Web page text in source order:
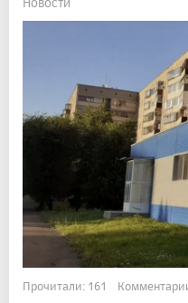
Прочитали: 161